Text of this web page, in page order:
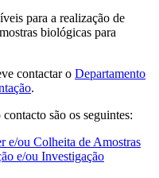
para a realização de
biológicas para
contactar o Departamento
.
são os seguintes:
e/ou Colheita de Amostras
e/ou Investigação